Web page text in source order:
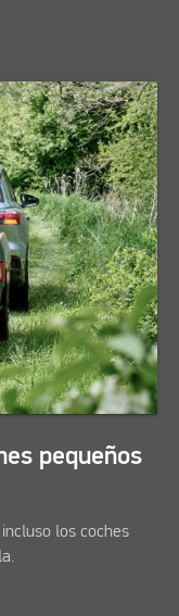
pequeños
los coches